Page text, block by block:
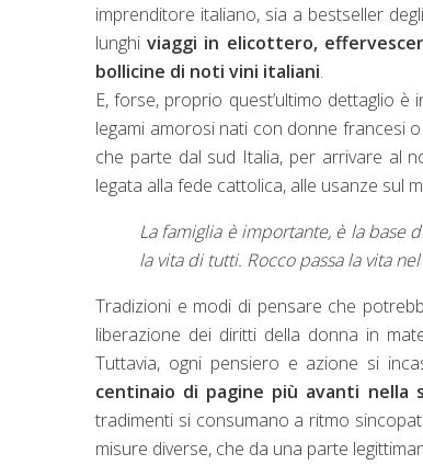
imprenditore italiano, sia a bestseller
lunghiviaggi in elicottero,
bollicine di noti vini italiani.
E, forse, proprio quest’ultimo dettaglio è
legami amorosi nati con donne francesi
che parte dal sud Italia, per arrivare al
legata alla fede cattolica, alle usanze sul
La famiglia è importante, è la base
la vita di tutti. Rocco passa la vita
Tradizioni e modi di pensare che
liberazione dei diritti della donna in
Tuttavia, ogni pensiero e azione si
centinaio di pagine più avanti nella
tradimenti si consumano a ritmo
misure diverse, che da una parte